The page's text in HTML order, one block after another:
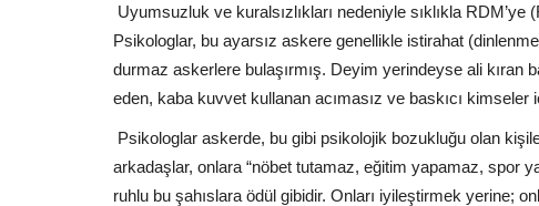
Uyumsuzluk ve kuralsızlıkları nedeniyle sıklıkla
Psikologlar, bu ayarsız askere genellikle istirahat
durmaz askerlere bulaşırmış. Deyim yerindeyse ali kıran
eden, kaba kuvvet kullanan acımasız ve baskıcı kimseler
Psikologlar askerde, bu gibi psikolojik bozukluğu olan
arkadaşlar, onlara “nöbet tutamaz, eğitim yapamaz, spor
ruhlu bu şahıslara ödül gibidir. Onları iyileştirmek yerine;